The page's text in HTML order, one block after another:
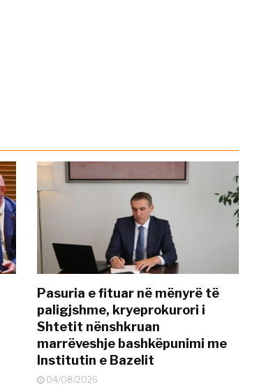
Pasuria e fituar në mënyrë të
paligjshme, kryeprokurori i
Shtetit nënshkruan
marrëveshje bashkëpunimi me
Institutin e Bazelit
04/08/2026